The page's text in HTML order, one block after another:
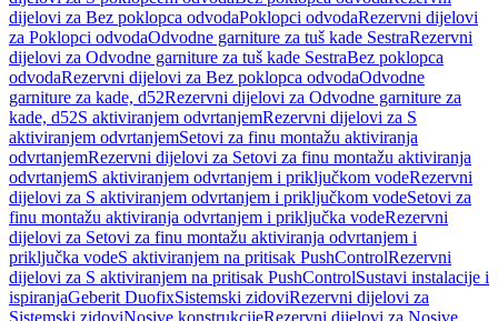
dijelovi za Bez poklopca odvodaPoklopci odvodaRezervni dijelovi
za Poklopci odvodaOdvodne garniture za tuš kade SestraRezervni
dijelovi za Odvodne garniture za tuš kade SestraBez poklopca
odvodaRezervni dijelovi za Bez poklopca odvodaOdvodne
garniture za kade, d52Rezervni dijelovi za Odvodne garniture za
kade, d52S aktiviranjem odvrtanjemRezervni dijelovi za S
aktiviranjem odvrtanjemSetovi za finu montažu aktiviranja
odvrtanjemRezervni dijelovi za Setovi za finu montažu aktiviranja
odvrtanjemS aktiviranjem odvrtanjem i priključkom vodeRezervni
dijelovi za S aktiviranjem odvrtanjem i priključkom vodeSetovi za
finu montažu aktiviranja odvrtanjem i priključka vodeRezervni
dijelovi za Setovi za finu montažu aktiviranja odvrtanjem i
priključka vodeS aktiviranjem na pritisak PushControlRezervni
dijelovi za S aktiviranjem na pritisak PushControlSustavi instalacije i
ispiranjaGeberit DuofixSistemski zidoviRezervni dijelovi za
Sistemski zidoviNosive konstrukcijeRezervni dijelovi za Nosive